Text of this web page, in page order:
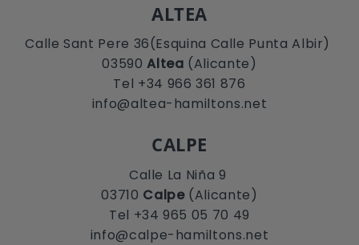
ALTEA
Calle Sant Pere 36(Esquina Calle Punta Albir)
03590Altea (Alicante)
Tel +34 966 361 876
info@altea-hamiltons.net
CALPE
Calle La Niña 9
03710 Calpe(Alicante)
Tel +34 965 05 70 49
info@calpe-hamiltons.net